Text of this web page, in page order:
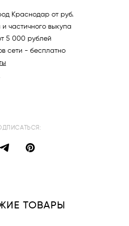
Краснодар от руб.
частичного выкупа
5 000 рублей
сети - бесплатно
ТОВАРЫ